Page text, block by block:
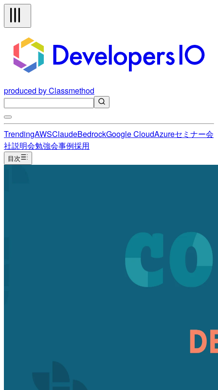
produced by Classmethod
TrendingAWSClaudeBedrockGoogle CloudAzureセミナー会
社説明会勉強会事例採用
目次